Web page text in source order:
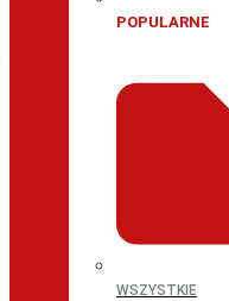
POPULARNE
WSZYSTKIE